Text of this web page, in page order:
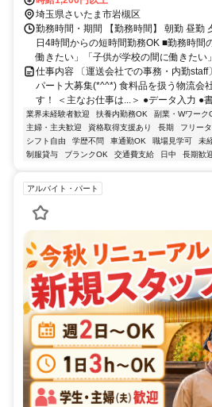
埼玉県さいたま市岩槻区
勤務時間・期間 【勤務時間】 朝勤 昼勤
日4時間からの短時間勤務OK ■勤務時間
働きたい」「子供が学校の間に働きたい
仕事内容 〔運送会社での事務・内勤staff
パート大募集(*^^*) 食料品を扱う物流会
す！ ＜主なお仕事は...＞ ●データ入力 ●
業界未経験者歓迎 扶養内勤務OK 副業・Wワーク
主婦・主夫歓迎
資格取得支援あり 長期 フリー
シフト自由
学歴不問 車通勤OK 職場見学可 未
制服貸与
ブランクOK 交通費支給 日中 長期歓
アルバイト・パート